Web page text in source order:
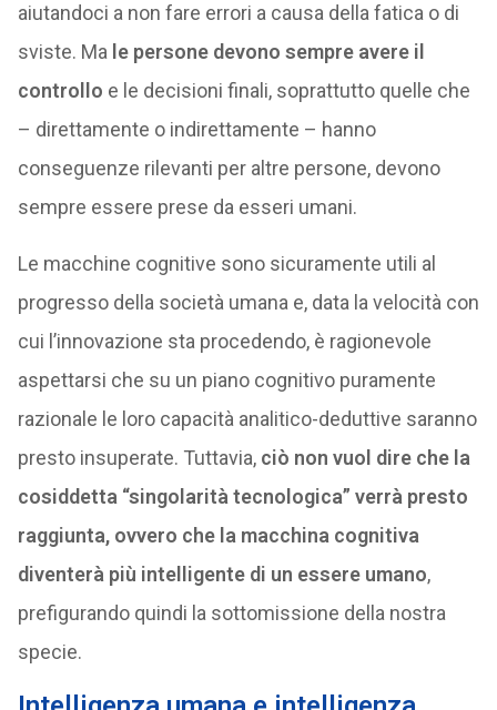
aiutandoci a non fare errori a causa della fatica o di
sviste. Ma le persone devono sempre avere il
controllo e le decisioni finali, soprattutto quelle che
– direttamente o indirettamente – hanno
conseguenze rilevanti per altre persone, devono
sempre essere prese da esseri umani.
Le macchine cognitive sono sicuramente utili al
progresso della società umana e, data la velocità con
cui l’innovazione sta procedendo, è ragionevole
aspettarsi che su un piano cognitivo puramente
razionale le loro capacità analitico-deduttive saranno
presto insuperate. Tuttavia,ciò non vuol dire che la
cosiddetta “singolarità tecnologica” verrà presto
raggiunta, ovvero che la macchina cognitiva
diventerà più intelligente di un essere umano,
prefigurando quindi la sottomissione della nostra
specie.